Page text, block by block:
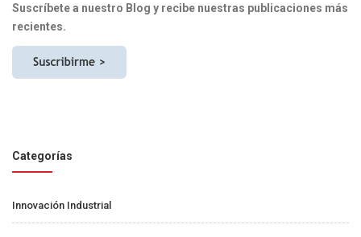
Suscríbete a nuestro Blog y recibe nuestras publicaciones más
recientes.
Categorías
Innovación Industrial